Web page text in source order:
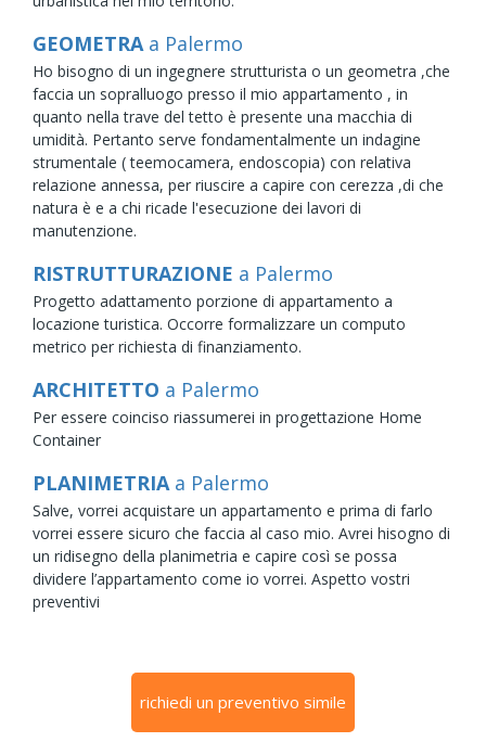
GEOMETRA a Palermo
Ho bisogno di un ingegnere strutturista o un geometra ,che
faccia un sopralluogo presso il mio appartamento , in
quanto nella trave del tetto è presente una macchia di
umidità. Pertanto serve fondamentalmente un indagine
strumentale ( teemocamera, endoscopia) con relativa
relazione annessa, per riuscire a capire con cerezza ,di che
natura è e a chi ricade l'esecuzione dei lavori di
manutenzione.
RISTRUTTURAZIONE a Palermo
Progetto adattamento porzione di appartamento a
locazione turistica. Occorre formalizzare un computo
metrico per richiesta di finanziamento.
ARCHITETTO a Palermo
Per essere coinciso riassumerei in progettazione Home
Container
PLANIMETRIA a Palermo
Salve, vorrei acquistare un appartamento e prima di farlo
vorrei essere sicuro che faccia al caso mio. Avrei hisogno di
un ridisegno della planimetria e capire così se possa
dividere l’appartamento come io vorrei. Aspetto vostri
preventivi
richiedi un preventivo simile